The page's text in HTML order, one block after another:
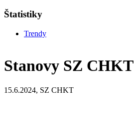
Štatistiky
Trendy
Stanovy SZ CHKT
15.6.2024, SZ CHKT